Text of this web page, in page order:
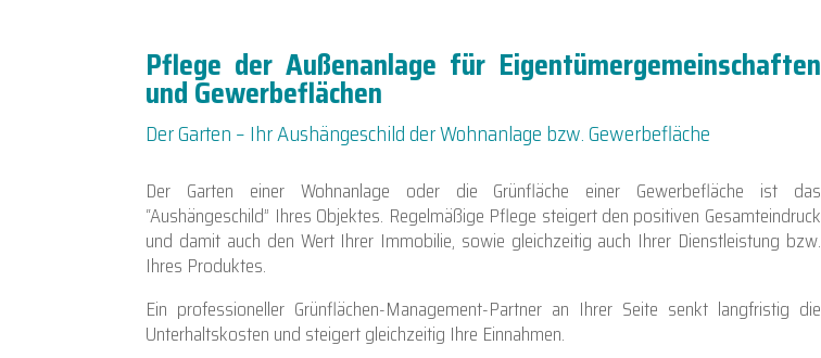
Pflege der Außenanlage für Eigentümergemeinschaften
und Gewerbeflächen
Der Garten – Ihr Aushängeschild der Wohnanlage bzw. Gewerbefläche
Der Garten einer Wohnanlage oder die Grünfläche einer Gewerbefläche ist das
“Aushängeschild” Ihres Objektes. Regelmäßige Pflege steigert den positiven Gesamteindruck
und damit auch den Wert Ihrer Immobilie, sowie gleichzeitig auch Ihrer Dienstleistung bzw.
Ihres Produktes.
Ein professioneller Grünflächen-Management-Partner an Ihrer Seite senkt langfristig die
Unterhaltskosten und steigert gleichzeitig Ihre Einnahmen.